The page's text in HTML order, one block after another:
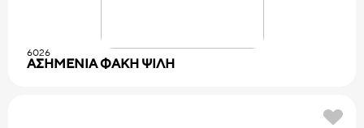
6026
ΑΣΗΜΕΝΙΑ ΦΑΚΗ ΨΙΛΗ